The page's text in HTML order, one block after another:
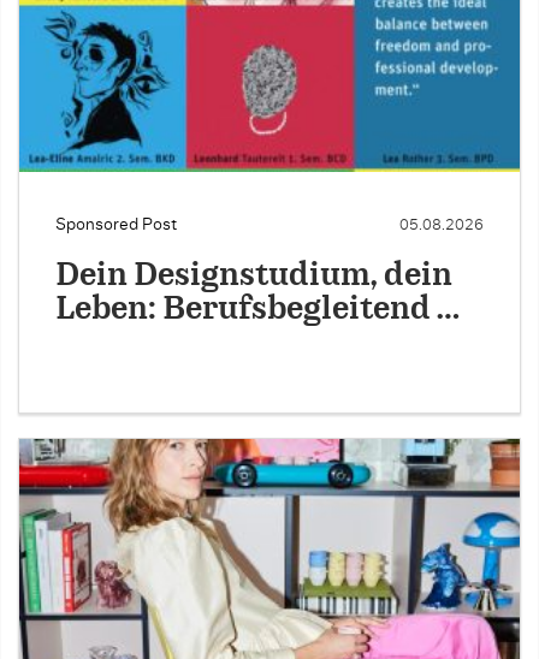
Sponsored Post 05.08.2026
Dein Designstudium, dein
Leben: Berufsbegleitend …